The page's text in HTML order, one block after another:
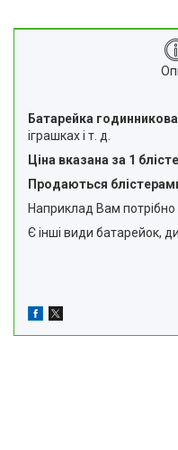
Батарейка
іграшках і т. д.
Ціна вказана за 1
Продаються
Наприклад Вам потрібно
Є інші види батарейок,